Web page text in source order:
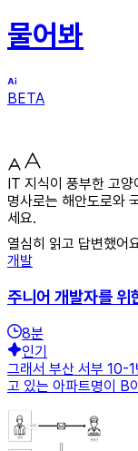
물어봐
BETA
IT 지식이 풍부한 고양
명사로는 해안도로와
세요.
열심히 읽고 답변했어
개발
주니어 개발자를
8분
인기
그래서 부산 서부 10-
고 있는 아파트명이 B